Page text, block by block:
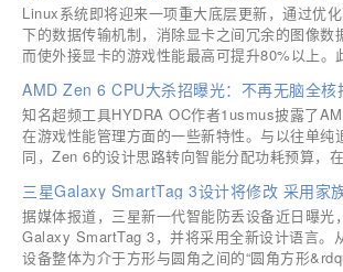
Linux系统即将迎来一项重大底层更新，通过优
下的数据传输机制，消除显卡之间冗余的图像数
而使外接显卡的游戏性能最高可提升80%以上。
AMD Zen 6 CPU大杀招曝光：不再无脑全核
知名超频工具HYDRA OC作者1usmus披露了
在游戏性能管理方面的一些新特性。与以往单纯
同，Zen 6的设计思路转向智能分配功耗预算，
三星Galaxy SmartTag 3设计将修改 采用家
据媒体报道，三星新一代智能防丢设备近日曝光
Galaxy SmartTag 3，并将采用全新设计语言。
设备整体为介于方形与圆角之间的“圆角方形